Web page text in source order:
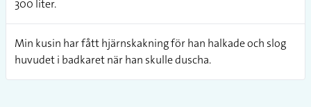
300 liter.
Min kusin har fått hjärnskakning för han halkade och slog
huvudet i badkaret när han skulle duscha.